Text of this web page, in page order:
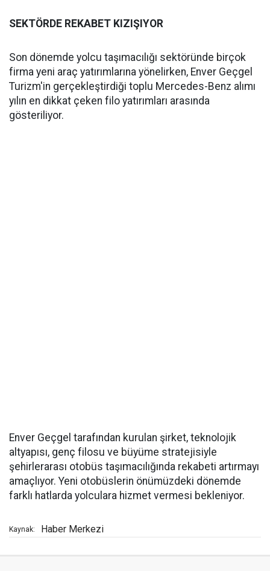
SEKTÖRDE REKABET KIZIŞIYOR
Son dönemde yolcu taşımacılığı sektöründe birçok
firma yeni araç yatırımlarına yönelirken, Enver Geçgel
Turizm'in gerçekleştirdiği toplu Mercedes-Benz alımı
yılın en dikkat çeken filo yatırımları arasında
gösteriliyor.
Enver Geçgel tarafından kurulan şirket, teknolojik
altyapısı, genç filosu ve büyüme stratejisiyle
şehirlerarası otobüs taşımacılığında rekabeti artırmayı
amaçlıyor. Yeni otobüslerin önümüzdeki dönemde
farklı hatlarda yolculara hizmet vermesi bekleniyor.
Kaynak: Haber Merkezi